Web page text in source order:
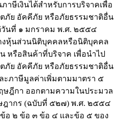
ภาษีเงินได้สำหรับการบริจาคเพื่อ
ภัย อัคคีภัย หรือภัยธรรมชาติอื่น
วันที่ ๑ มกราคม พ.ศ. ๒๕๕๔
งหุ้นส่วนนิติบุคคลหรือนิติบุคคล
หรือสินค้าที่บริจาค เพื่อนำไป
ภัย อัคคีภัย หรือภัยธรรมชาติอื่น
ะภาษีมูลค่าเพิ่มตามมาตรา ๕
ษฎีกา ออกตามความในประมวล
ฎากร (ฉบับที่ ๕๒๗) พ.ศ. ๒๕๕๔
อ ๒ ข้อ ๓ ข้อ ๔ และข้อ ๕ ของ